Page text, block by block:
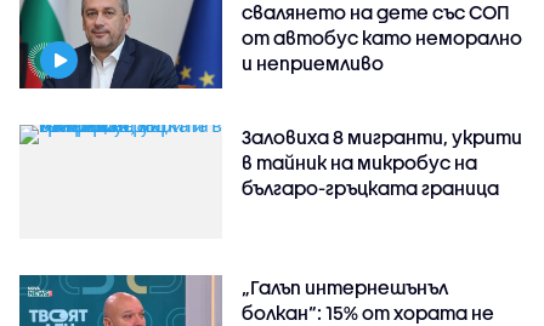
свалянето на дете със СОП
от автобус като неморално
и неприемливо
Заловиха 8 мигранти, укрити
в тайник на микробус на
българо-гръцката граница
„Галъп интернешънъл
болкан“: 15% от хората не